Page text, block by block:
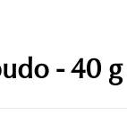
- 40